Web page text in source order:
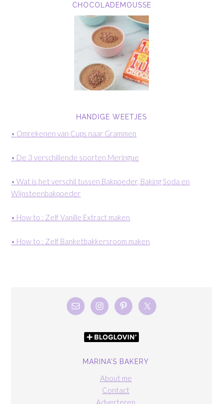
CHOCOLADEMOUSSE
HANDIGE WEETJES
• Omrekenen van Cups naar Grammen
• De 3 verschillende soorten Meringue
• Wat is het verschil tussen Bakpoeder, Baking Soda en
Wijnsteenbakpoeder
• How to : Zelf Vanille Extract maken
• How to : Zelf Banketbakkersroom maken
MARINA’S BAKERY
About me
Contact
Adverteren